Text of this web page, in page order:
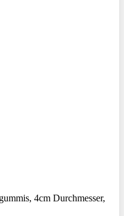
4cm Durchmesser,